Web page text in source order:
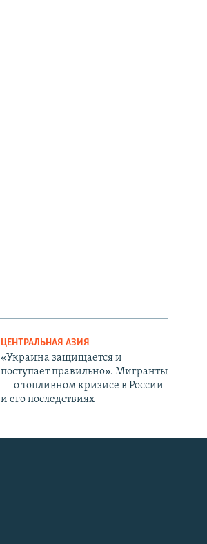
ЦЕНТРАЛЬНАЯ АЗИЯ
«Украина защищается и
поступает правильно». Мигранты
— о топливном кризисе в России
и его последствиях